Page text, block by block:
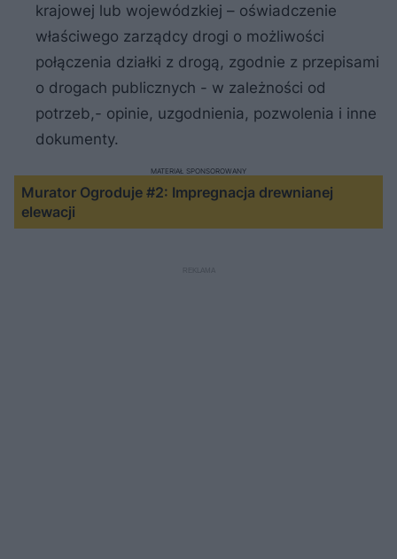
krajowej lub wojewódzkiej – oświadczenie
właściwego zarządcy drogi o możliwości
połączenia działki z drogą, zgodnie z przepisami
o drogach publicznych - w zależności od
potrzeb,- opinie, uzgodnienia, pozwolenia i inne
dokumenty.
Murator Ogroduje #2: Impregnacja drewnianej
elewacji
MATERIAŁ SPONSOROWANY